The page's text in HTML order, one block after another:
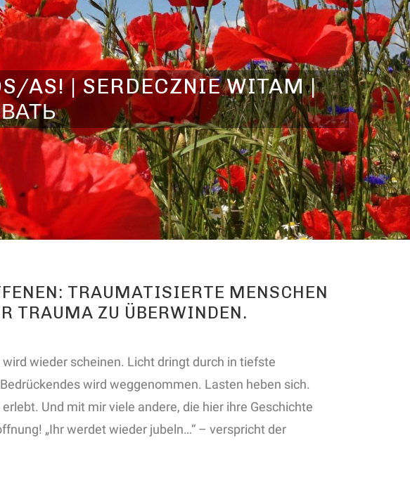
AS! | SERDECZNIE WITAM |
TRAUMATISIERTE MENSCHEN
TRAUMA ZU ÜBERWINDEN.
wieder scheinen. Licht dringt durch in tiefste
wird weggenommen. Lasten heben sich.
Und mit mir viele andere, die hier ihre Geschichte
„Ihr werdet wieder jubeln…“ – verspricht der